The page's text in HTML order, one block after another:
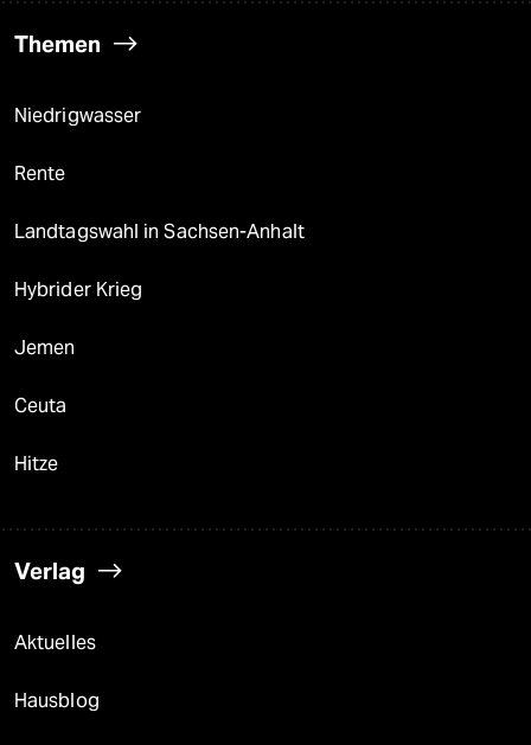
Themen
Niedrigwasser
Rente
Landtagswahl in Sachsen-Anhalt
Hybrider Krieg
Jemen
Ceuta
Hitze
Verlag
Aktuelles
Hausblog